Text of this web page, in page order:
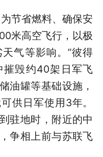
节省燃料、确保安
米高空飞行，以极
气等影响。”彼得
摧毁约40架日军飞
油罐等基础设施，
供日军使用3年。
驻地时，附近的中
争相上前与苏联飞